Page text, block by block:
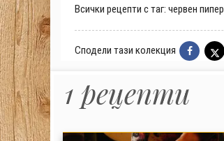
Всички рецепти с таг: червен пипер
Сподели тази колекция
1 рецепти